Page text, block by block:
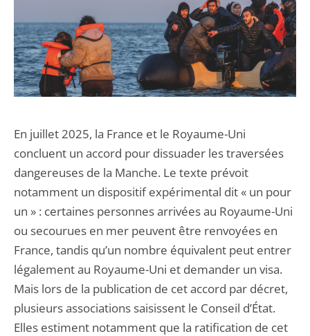
En juillet 2025, la France et le Royaume-Uni
concluent un accord pour dissuader les traversées
dangereuses de la Manche. Le texte prévoit
notamment un dispositif expérimental dit « un pour
un » : certaines personnes arrivées au Royaume-Uni
ou secourues en mer peuvent être renvoyées en
France, tandis qu’un nombre équivalent peut entrer
légalement au Royaume-Uni et demander un visa.
Mais lors de la publication de cet accord par décret,
plusieurs associations saisissent le Conseil d’État.
Elles estiment notamment que la ratification de cet